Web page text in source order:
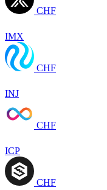
CHF
IMX
CHF
INJ
CHF
ICP
CHF